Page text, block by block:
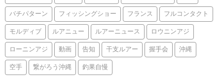
バチパターン フィッシングショー フランス フルコンタクト
モルディブ ルアニュー ルアーニュース ロウニンアジ
ローニンアジ 動画 告知 干支ルアー 握手会 沖縄
空手 繋がろう沖縄 釣果自慢